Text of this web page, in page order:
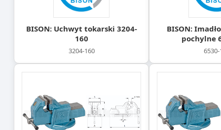
BISON: Uchwyt tokarski 3204-
160
3204-160
BISON:
pochylne
6530-